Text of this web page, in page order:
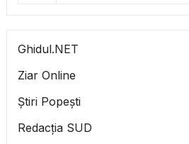
Ghidul.NET
Ziar Online
Știri Popești
Redacția SUD